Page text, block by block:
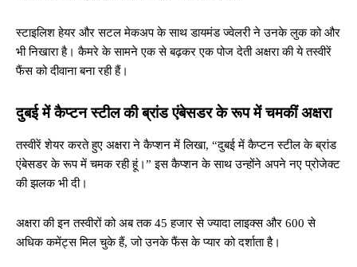
स्टाइलिश हेयर और सटल मेकअप के साथ डायमंड ज्वेलरी ने उनके लुक को और
भी निखारा है। कैमरे के सामने एक से बढ़कर एक पोज देती अक्षरा की ये तस्वीरें
फैंस को दीवाना बना रही हैं।
दुबई में कैप्टन स्टील की ब्रांड एंबेसडर के रूप में चमकीं अक्षरा
तस्वीरें शेयर करते हुए अक्षरा ने कैप्शन में लिखा, “दुबई में कैप्टन स्टील के ब्रांड
एंबेसडर के रूप में चमक रही हूं।” इस कैप्शन के साथ उन्होंने अपने नए प्रोजेक्ट
की झलक भी दी।
अक्षरा की इन तस्वीरों को अब तक 45 हजार से ज्यादा लाइक्स और 600 से
अधिक कमेंट्स मिल चुके हैं, जो उनके फैंस के प्यार को दर्शाता है।